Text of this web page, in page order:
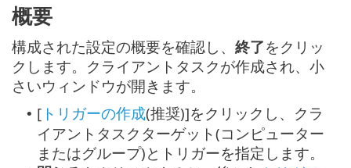
概要
構成された設定の概要を確認し、 終了をクリッ
クします。クライアントタスクが作成され、小
さいウィンドウが開きます。
• [ トリガーの作成(推奨)]をクリックし、クラ
イアントタスクターゲット(コンピューター
またはグループ)とトリガーを指定します。